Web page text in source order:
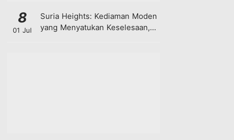
8
01 Jul
Suria Heights: Kediaman Moden
yang Menyatukan Keselesaan,